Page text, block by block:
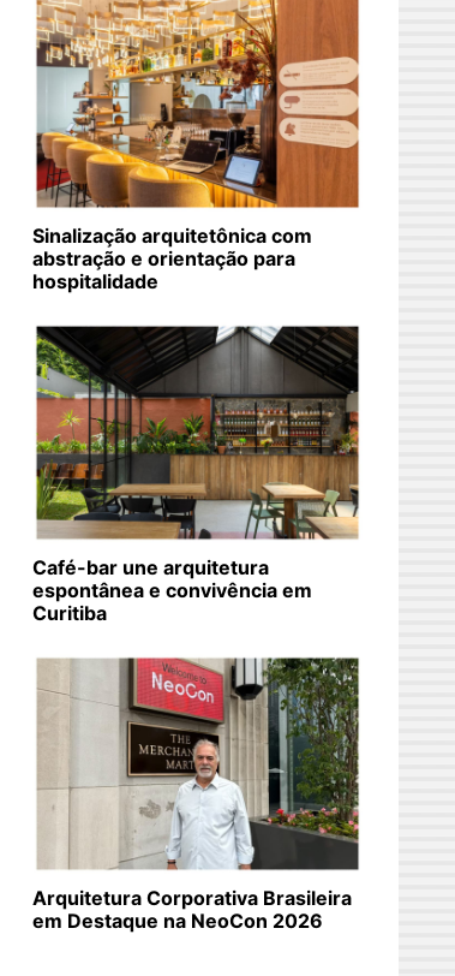
Sinalização arquitetônica com
abstração e orientação para
hospitalidade
Café-bar une arquitetura
espontânea e convivência em
Curitiba
Arquitetura Corporativa Brasileira
em Destaque na NeoCon 2026